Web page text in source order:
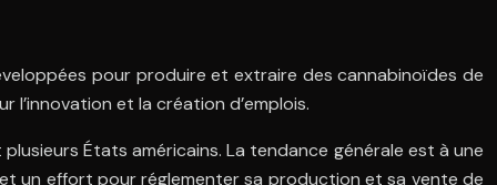
pour produire et extraire des cannabinoïdes de
et la création d’emplois.
États américains. La tendance générale est à une
un effort pour réglementer sa production et sa vente de